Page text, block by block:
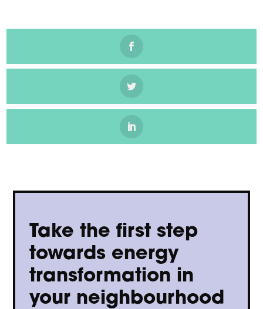
Take the first step
towards energy
transformation in
your neighbourhood